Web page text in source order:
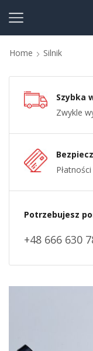
Home Silnik
Szybka
Zwykle
Potrzebujesz
+48 666 630